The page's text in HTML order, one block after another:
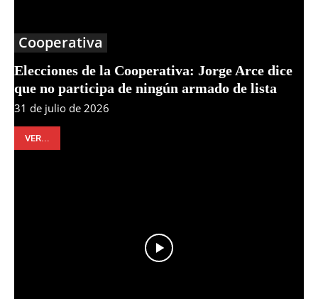
Cooperativa
Elecciones de la Cooperativa: Jorge Arce dice
que no participa de ningún armado de lista
31 de julio de 2026
VER...